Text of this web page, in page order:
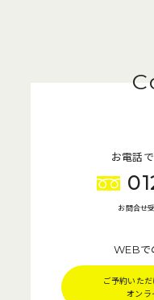
お電話
お問合せ
WEBで
ご予約いた
オンラ